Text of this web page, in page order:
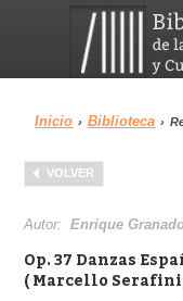
Menu
Biblioteca
Inicio › Biblioteca ›
VOLVER
Autor:Enrique
Op. 37 Danzas
( Marcello